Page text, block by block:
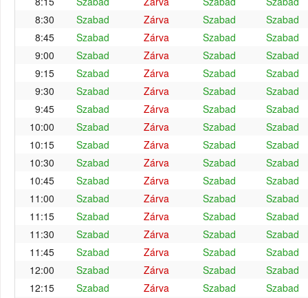
8:30
Szabad Zárva Szabad
Szabad
8:45
Szabad Zárva Szabad
Szabad
9:00
Szabad Zárva Szabad
Szabad
9:15
Szabad Zárva Szabad
Szabad
9:30
Szabad Zárva Szabad
Szabad
9:45
Szabad Zárva Szabad
Szabad
10:00
Szabad Zárva Szabad
Szabad
10:15
Szabad Zárva Szabad
Szabad
10:30
Szabad Zárva Szabad
Szabad
10:45
Szabad Zárva Szabad
Szabad
11:00
Szabad Zárva Szabad
Szabad
11:15
Szabad Zárva Szabad
Szabad
11:30
Szabad Zárva Szabad
Szabad
11:45
Szabad Zárva Szabad
Szabad
12:00
Szabad Zárva Szabad
Szabad
12:15
Szabad Zárva Szabad
Szabad